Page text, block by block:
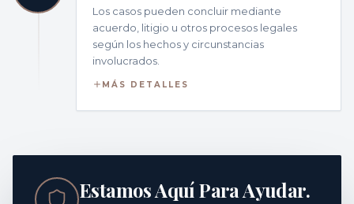
Los casos pueden concluir mediante
acuerdo, litigio u otros procesos legales
según los hechos y circunstancias
involucrados.
MÁS DETALLES
Estamos Aquí Para Ayudar.